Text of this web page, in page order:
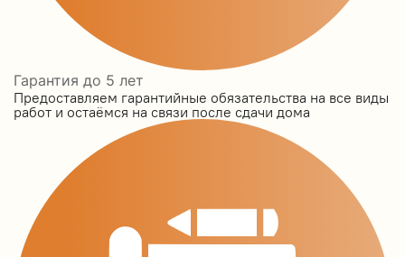
Гарантия до 5 лет
Предоставляем гарантийные обязательства на все виды
работ и остаёмся на связи после сдачи дома